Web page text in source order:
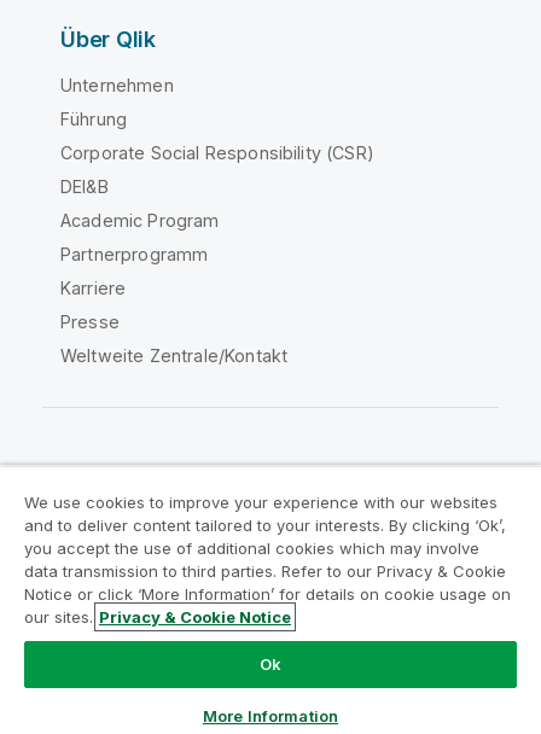
Über Qlik
Unternehmen
Führung
Corporate Social Responsibility (CSR)
DEI&B
Academic Program
Partnerprogramm
Karriere
Presse
Weltweite Zentrale/Kontakt
Rechtliche Vereinbarungen
Produktbedingungen
Legal Policies
Legal Policies
Benutzungsbedingungen
Marken
Do Not Share My Info
Copyright © 1993-2026 QlikTech International AB. Alle
We use cookies to improve your experience with our websites
and to deliver content tailored to your interests. By clicking ‘Ok’,
you accept the use of additional cookies which may involve
data transmission to third parties. Refer to our Privacy & Cookie
Notice or click ‘More Information’ for details on cookie usage on
our sites. Privacy & Cookie Notice
Ok
More Information